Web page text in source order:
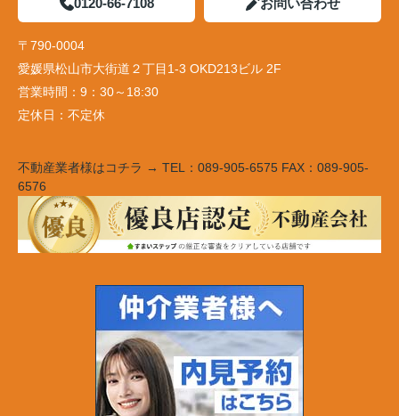
〒790-0004
愛媛県松山市大街道２丁目1-3 OKD213ビル 2F
営業時間： 9：30～18:30
定休日： 不定休
不動産業者様はコチラ → TEL：089-905-6575 FAX：089-905-
6576